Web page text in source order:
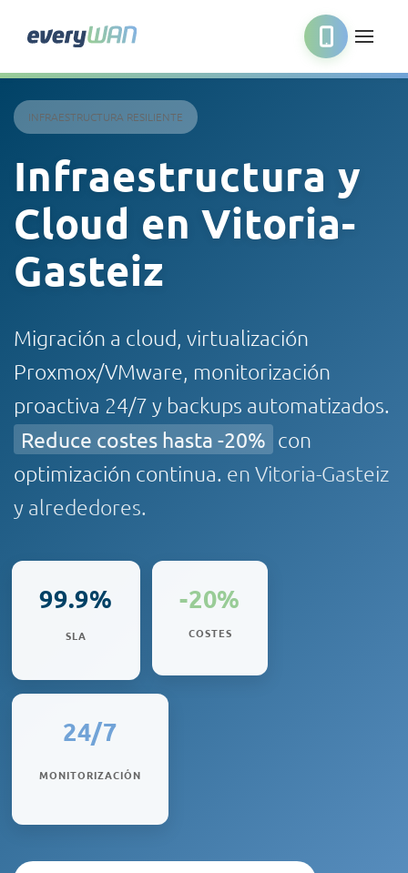
INFRAESTRUCTURA RESILIENTE
Infraestructura y
Cloud en Vitoria-
Gasteiz
Migración a cloud, virtualización
Proxmox/VMware, monitorización
proactiva 24/7 y backups automatizados.
Reduce costes hasta -20% con
optimización continua. en Vitoria-Gasteiz
y alrededores.
99.9%
SLA
-20%
COSTES
24/7
MONITORIZACIÓN